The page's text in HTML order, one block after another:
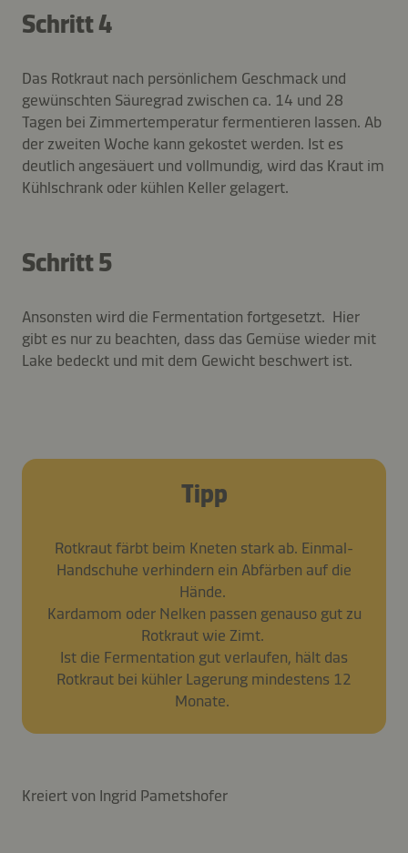
Schritt 4
Das Rotkraut nach persönlichem Geschmack und
gewünschten Säuregrad zwischen ca. 14 und 28
Tagen bei Zimmertemperatur fermentieren lassen. Ab
der zweiten Woche kann gekostet werden. Ist es
deutlich angesäuert und vollmundig, wird das Kraut im
Kühlschrank oder kühlen Keller gelagert.
Schritt 5
Ansonsten wird die Fermentation fortgesetzt. Hier
gibt es nur zu beachten, dass das Gemüse wieder mit
Lake bedeckt und mit dem Gewicht beschwert ist.
Tipp
Rotkraut färbt beim Kneten stark ab. Einmal-
Handschuhe verhindern ein Abfärben auf die
Hände.
Kardamom oder Nelken passen genauso gut zu
Rotkraut wie Zimt.
Ist die Fermentation gut verlaufen, hält das
Rotkraut bei kühler Lagerung mindestens 12
Monate.
Kreiert von Ingrid Pametshofer